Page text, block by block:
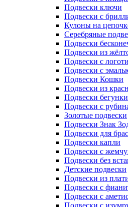
Подвески ключи
Подвески с
Кулоны на
Серебряные
Подвески
Подвески из
Подвески с
Подвески с
Подвески Кошки
Подвески из
Подвески бегунки
Подвески с
Золотые подвески
Подвески Знак
Подвески для
Подвески капли
Подвески с
Подвески без
Детские подвески
Подвески из
Подвески с
Подвески с